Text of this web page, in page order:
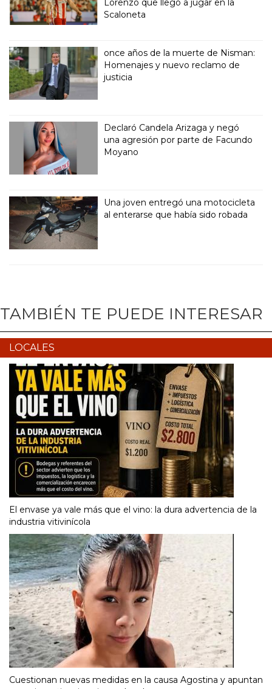
Lorenzo que llegó a jugar en la
Scaloneta
once años de la muerte de Nisman:
Homenajes y nuevo reclamo de
justicia
Declaró Candela Arizaga y negó
una agresión por parte de Facundo
Moyano
Una joven entregó una motocicleta
al enterarse que había sido robada
TAMBIÉN TE PUEDE INTERESAR
LOCALES
El envase ya vale más que el vino: la dura advertencia de la
industria vitivinícola
Cuestionan nuevas medidas en la causa Agostina y apuntan